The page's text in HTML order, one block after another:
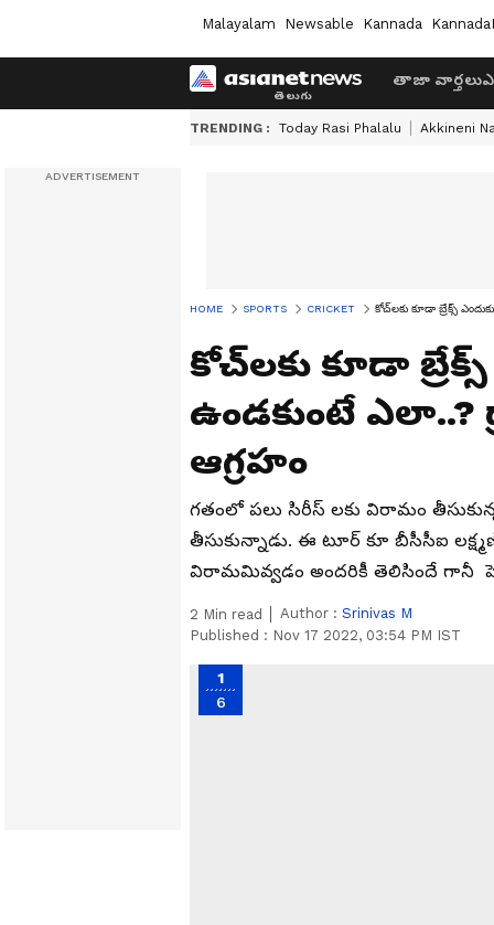
Malayalam Newsable Kannada
తాజా వార్తలు
TRENDING : Today Rasi Phalalu Akkineni
HOME SPORTS CRICKET కోచ్‌లకు కూడా బ్రేక్స్
కోచ్‌లకు కూడా
ఉండకుంటే
ఆగ్రహం
గతంలో పలు సిరీస్ లకు విరామం
తీసుకున్నాడు. ఈ టూర్ కూ బీసీసీఐ
విరామమివ్వడం అందరికీ తెలిసిందే
2 Min read Author : Srinivas M
Published : Nov 17 2022, 03:54 PM IST
1
6